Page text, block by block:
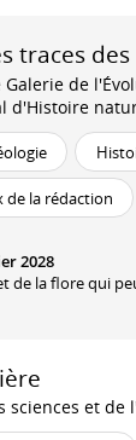
traces
Galerie de
d'Histoire
de la rédaction
2028
de la flore qui
sciences et de